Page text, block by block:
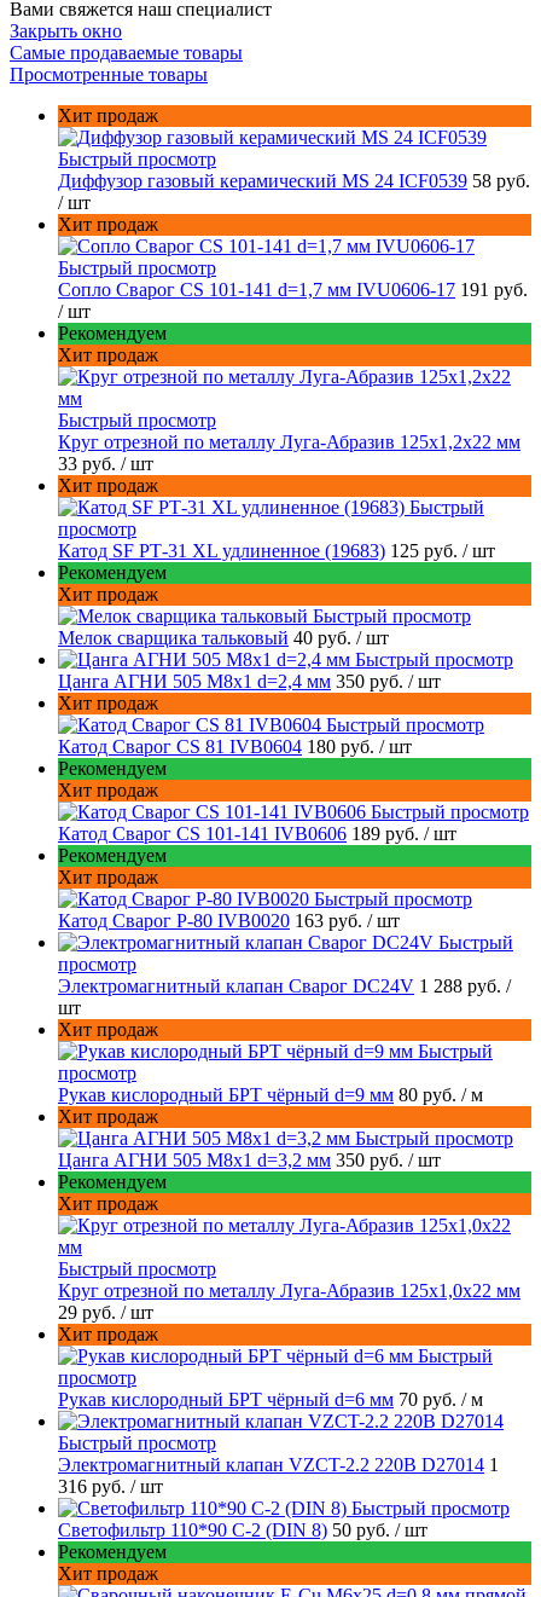
Вами свяжется наш специалист
Закрыть окно
Самые продаваемые товары
Просмотренные товары
Хит продаж
Быстрый просмотр
Диффузор газовый керамический MS 24 ICF0539 58 руб.
/ шт
Хит продаж
Быстрый просмотр
Сопло Сварог CS 101-141 d=1,7 мм IVU0606-17 191 руб.
/ шт
Рекомендуем
Хит продаж
Быстрый просмотр
Круг отрезной по металлу Луга-Абразив 125x1,2x22 мм
33 руб. / шт
Хит продаж
Быстрый
просмотр
Катод SF РТ-31 XL удлиненное (19683) 125 руб. / шт
Рекомендуем
Хит продаж
Быстрый просмотр
Мелок сварщика тальковый 40 руб. / шт
Быстрый просмотр
Цанга АГНИ 505 М8х1 d=2,4 мм 350 руб. / шт
Хит продаж
Быстрый просмотр
Катод Сварог CS 81 IVB0604 180 руб. / шт
Рекомендуем
Хит продаж
Быстрый просмотр
Катод Сварог CS 101-141 IVB0606 189 руб. / шт
Рекомендуем
Хит продаж
Быстрый просмотр
Катод Сварог P-80 IVB0020 163 руб. / шт
Быстрый
просмотр
Электромагнитный клапан Сварог DC24V 1 288 руб. /
шт
Хит продаж
Быстрый
просмотр
Рукав кислородный БРТ чёрный d=9 мм 80 руб. / м
Хит продаж
Быстрый просмотр
Цанга АГНИ 505 М8х1 d=3,2 мм 350 руб. / шт
Рекомендуем
Хит продаж
Быстрый просмотр
Круг отрезной по металлу Луга-Абразив 125x1,0x22 мм
29 руб. / шт
Хит продаж
Быстрый
просмотр
Рукав кислородный БРТ чёрный d=6 мм 70 руб. / м
Быстрый просмотр
Электромагнитный клапан VZCT-2.2 220В D27014 1
316 руб. / шт
Быстрый просмотр
Светофильтр 110*90 С-2 (DIN 8) 50 руб. / шт
Рекомендуем
Хит продаж